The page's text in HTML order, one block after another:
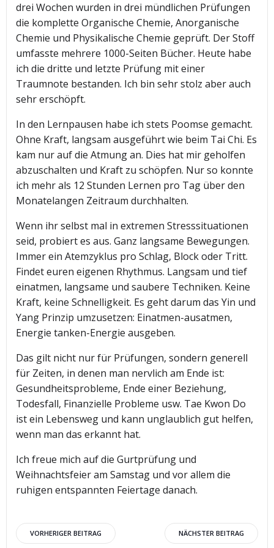
drei Wochen wurden in drei mündlichen Prüfungen
die komplette Organische Chemie, Anorganische
Chemie und Physikalische Chemie geprüft. Der Stoff
umfasste mehrere 1000-Seiten Bücher. Heute habe
ich die dritte und letzte Prüfung mit einer
Traumnote bestanden. Ich bin sehr stolz aber auch
sehr erschöpft.
In den Lernpausen habe ich stets Poomse gemacht.
Ohne Kraft, langsam ausgeführt wie beim Tai Chi. Es
kam nur auf die Atmung an. Dies hat mir geholfen
abzuschalten und Kraft zu schöpfen. Nur so konnte
ich mehr als 12 Stunden Lernen pro Tag über den
Monatelangen Zeitraum durchhalten.
Wenn ihr selbst mal in extremen Stresssituationen
seid, probiert es aus. Ganz langsame Bewegungen.
Immer ein Atemzyklus pro Schlag, Block oder Tritt.
Findet euren eigenen Rhythmus. Langsam und tief
einatmen, langsame und saubere Techniken. Keine
Kraft, keine Schnelligkeit. Es geht darum das Yin und
Yang Prinzip umzusetzen: Einatmen-ausatmen,
Energie tanken-Energie ausgeben.
Das gilt nicht nur für Prüfungen, sondern generell
für Zeiten, in denen man nervlich am Ende ist:
Gesundheitsprobleme, Ende einer Beziehung,
Todesfall, Finanzielle Probleme usw. Tae Kwon Do
ist ein Lebensweg und kann unglaublich gut helfen,
wenn man das erkannt hat.
Ich freue mich auf die Gurtprüfung und
Weihnachtsfeier am Samstag und vor allem die
ruhigen entspannten Feiertage danach.
Beitragsnavigation
VORHERIGER BEITRAG NÄCHSTER BEITRAG